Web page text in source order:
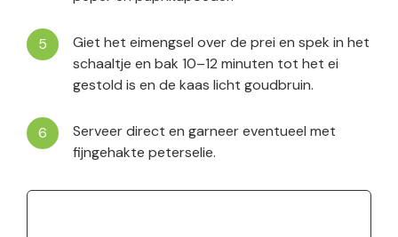
Giet het eimengsel over de prei en spek in het
schaaltje en bak 10–12 minuten tot het ei
gestold is en de kaas licht goudbruin.
Serveer direct en garneer eventueel met
fijngehakte peterselie.